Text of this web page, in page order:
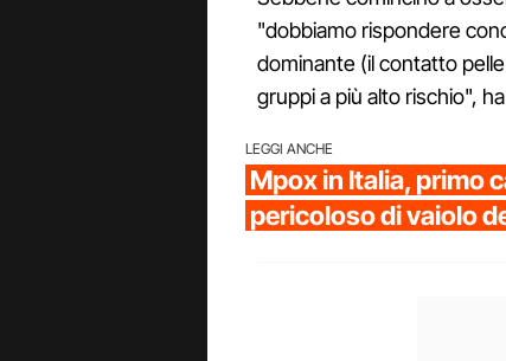
"dobbiamo rispondere
dominante (il contatto
gruppi a più alto rischio",
LEGGI ANCHE
Mpox in Italia, primo
pericoloso di vaiolo